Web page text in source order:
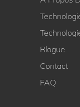
Blogue
Contact
FAQ